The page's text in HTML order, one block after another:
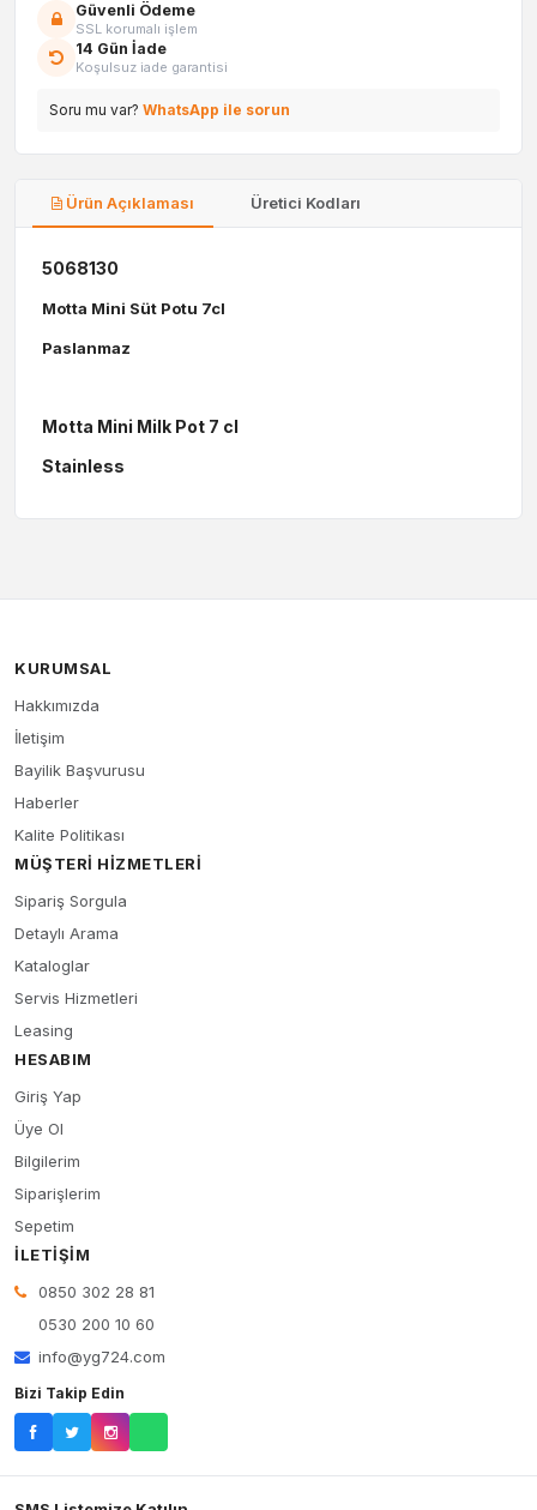
Güvenli Ödeme
SSL korumalı işlem
14 Gün İade
Koşulsuz iade garantisi
Soru mu var? WhatsApp ile sorun
Ürün Açıklaması Üretici Kodları
5068130
Motta Mini Süt Potu 7cl
Paslanmaz
Motta Mini Milk Pot 7 cl
Stainless
KURUMSAL
Hakkımızda
İletişim
Bayilik Başvurusu
Haberler
Kalite Politikası
MÜŞTERI HIZMETLERI
Sipariş Sorgula
Detaylı Arama
Kataloglar
Servis Hizmetleri
Leasing
HESABIM
Giriş Yap
Üye Ol
Bilgilerim
Siparişlerim
Sepetim
İLETIŞIM
0850 302 28 81
0530 200 10 60
info@yg724.com
Bizi Takip Edin